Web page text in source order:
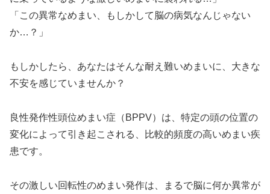
「この異常なめまい、もしかして脳の病気なんじゃない
か…？」
もしかしたら、あなたはそんな耐え難いめまいに、大きな
不安を感じていませんか？
良性発作性頭位めまい症（BPPV）は、特定の頭の位置の
変化によって引き起こされる、比較的頻度の高いめまい疾
患です。
その激しい回転性のめまい発作は、まるで脳に何か異常が